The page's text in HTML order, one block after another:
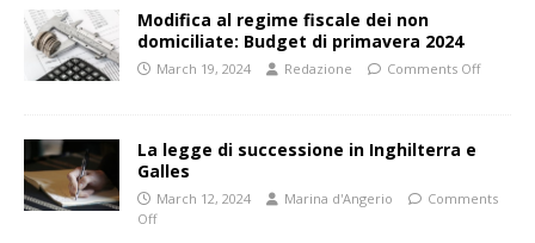
Modifica al regime fiscale dei non
domiciliate: Budget di primavera 2024
March 19, 2024 Redazione Comments Off
La legge di successione in Inghilterra e
Galles
March 12, 2024 Marina d'Angerio
Comments
Off